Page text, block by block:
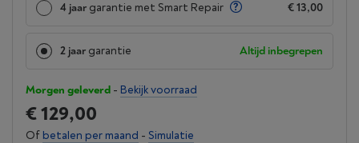
4 jaar garantie met Smart Repair € 13,00
2 jaar garantie Altijd inbegrepen
Morgen geleverd - Bekijk voorraad
€ 129,00
Of betalen per maand - Simulatie